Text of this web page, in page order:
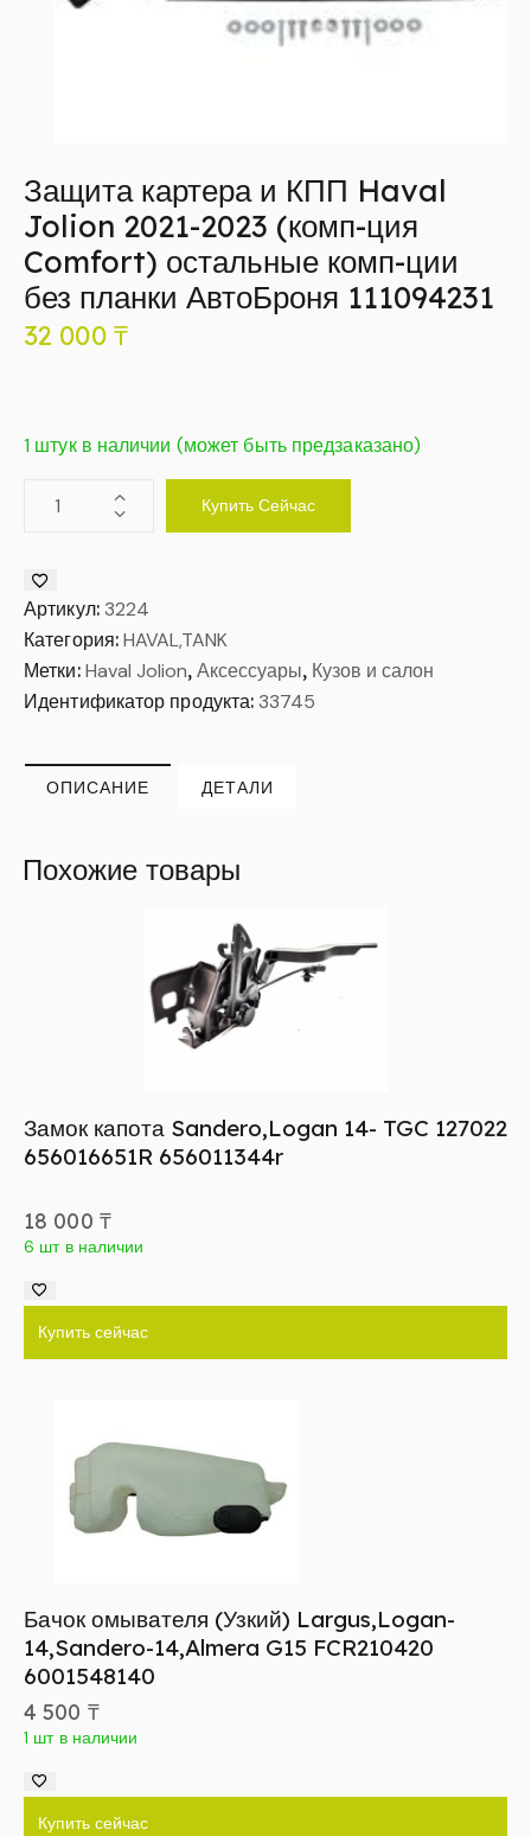
Защита картера и КПП Haval
Jolion 2021-2023 (комп-ция
Comfort) остальные комп-ции
без планки АвтоБроня 111094231
32 000 ₸
1 штук в наличии (может быть предзаказано)
Купить Сейчас
Артикул: 3224
Категория:HAVAL,TANK
Метки: Haval Jolion, Аксессуары, Кузов и салон
Идентификатор продукта:33745
ОПИСАНИЕ ДЕТАЛИ
Похожие товары
Замок капота Sandero,Logan 14- TGC 127022
656016651R 656011344r
18 000 ₸
6 шт в наличии
Купить сейчас
Бачок омывателя (Узкий) Largus,Logan-
14,Sandero-14,Almera G15 FCR210420
6001548140
4 500 ₸
1 шт в наличии
Купить сейчас